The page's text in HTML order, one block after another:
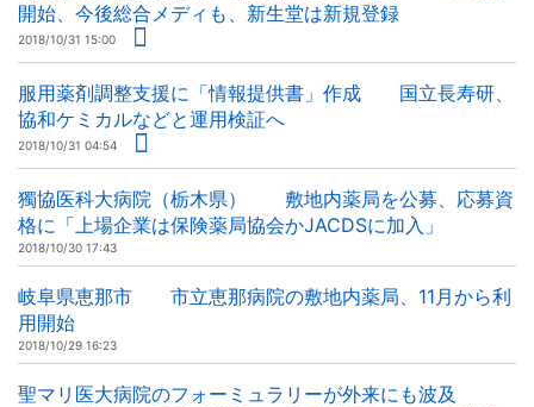
開始、今後総合メディも、新生堂は新規登録
2018/10/31 15:00
服用薬剤調整支援に「情報提供書」作成 国立長寿研、
協和ケミカルなどと運用検証へ
2018/10/31 04:54
獨協医科大病院（栃木県） 敷地内薬局を公募、応募資
格に「上場企業は保険薬局協会かJACDSに加入」
2018/10/30 17:43
岐阜県恵那市 市立恵那病院の敷地内薬局、11月から利
用開始
2018/10/29 16:23
聖マリ医大病院のフォーミュラリーが外来にも波及